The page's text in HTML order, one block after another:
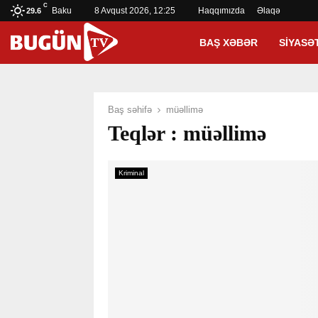
29.6
C
Baku 8 Avqust 2026, 12:25 Haqqımızda Əlaqə
BAŞ XƏBƏR
Baş səhifə müəllimə
Teqlər : müəllimə
Kriminal